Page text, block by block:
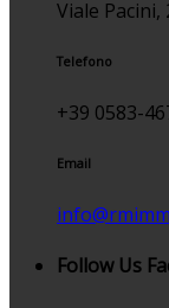
Viale Pacini,
Telefono
+39 0583-
Email
Follow Us